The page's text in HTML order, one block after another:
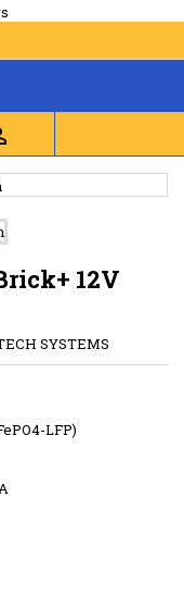
12V
SYSTEMS
LFP)